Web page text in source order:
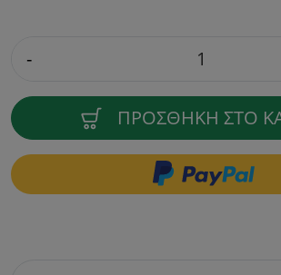
-
ΠΡΟΣΘΉΚΗ ΣΤΟ